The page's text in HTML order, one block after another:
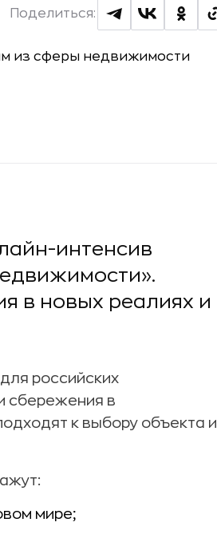
Поделиться:
интенсив
в новых реалиях и
российских
сбережения в
к выбору объекта и
мире;